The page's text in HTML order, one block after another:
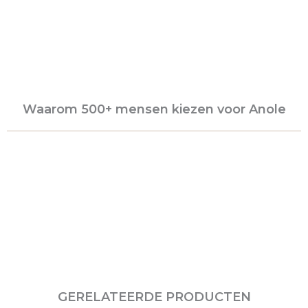
Waarom 500+ mensen kiezen voor Anole
GERELATEERDE PRODUCTEN